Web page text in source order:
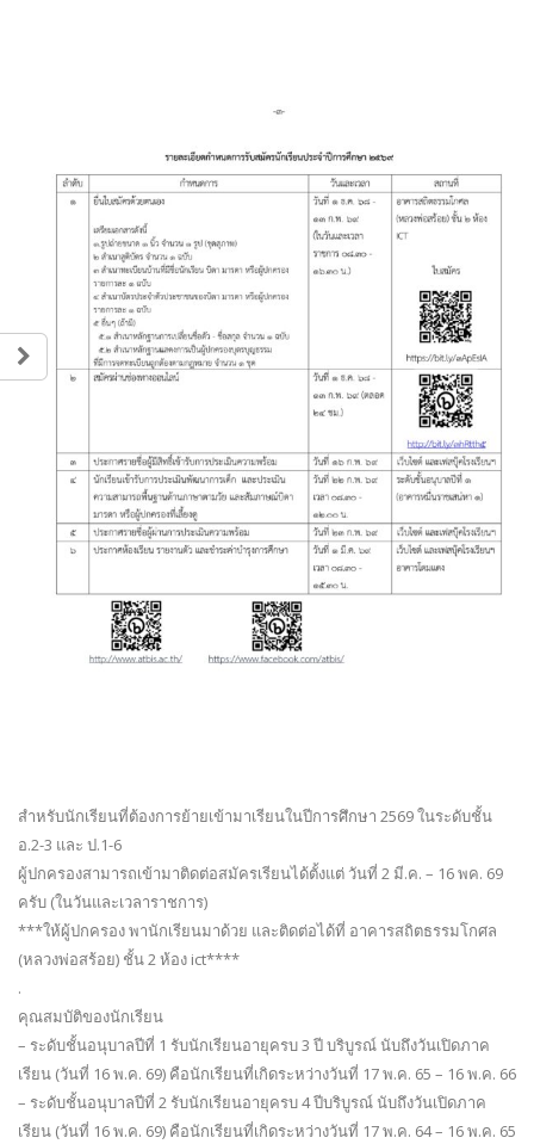
สำหรับนักเรียนที่ต้องการย้ายเข้ามาเรียนในปีการศึกษา 2569 ในระดับชั้น
อ.2-3 และ ป.1-6
ผู้ปกครองสามารถเข้ามาติดต่อสมัครเรียนได้ตั้งแต่ วันที่ 2 มี.ค. – 16 พค. 69
ครับ (ในวันและเวลาราชการ)
***ให้ผู้ปกครอง พานักเรียนมาด้วย และติดต่อได้ที่ อาคารสถิตธรรมโกศล
(หลวงพ่อสร้อย) ชั้น 2 ห้อง ict****
.
คุณสมบัติของนักเรียน
– ระดับชั้นอนุบาลปีที่ 1 รับนักเรียนอายุครบ 3 ปี บริบูรณ์ นับถึงวันเปิดภาค
เรียน (วันที่ 16 พ.ค. 69) คือนักเรียนที่เกิดระหว่างวันที่ 17 พ.ค. 65 – 16 พ.ค. 66
– ระดับชั้นอนุบาลปีที่ 2 รับนักเรียนอายุครบ 4 ปีบริบูรณ์ นับถึงวันเปิดภาค
เรียน (วันที่ 16 พ.ค. 69) คือนักเรียนที่เกิดระหว่างวันที่ 17 พ.ค. 64 – 16 พ.ค. 65